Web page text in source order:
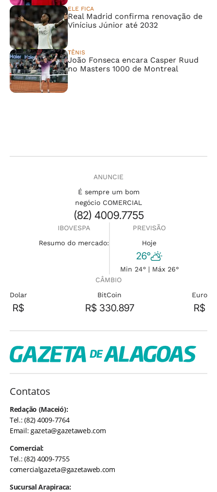
ELE FICA
Real Madrid confirma renovação de
Vinícius Júnior até 2032
TÊNIS
João Fonseca encara Casper Ruud
no Masters 1000 de Montreal
ANUNCIE
É sempre um bom
negócio COMERCIAL
(82) 4009.7755
IBOVESPA
Resumo do mercado:
PREVISÃO
Hoje
26°
Min 24° | Máx 26°
CÂMBIO
Dolar
R$
BitCoin
R$ 330.897
Euro
R$
Contatos
Redação (Maceió):
Tel.: (82) 4009-7764
Email:gazeta@gazetaweb.com
Comercial:
Tel.: (82) 4009-7755
comercialgazeta@gazetaweb.com
Sucursal Arapiraca: